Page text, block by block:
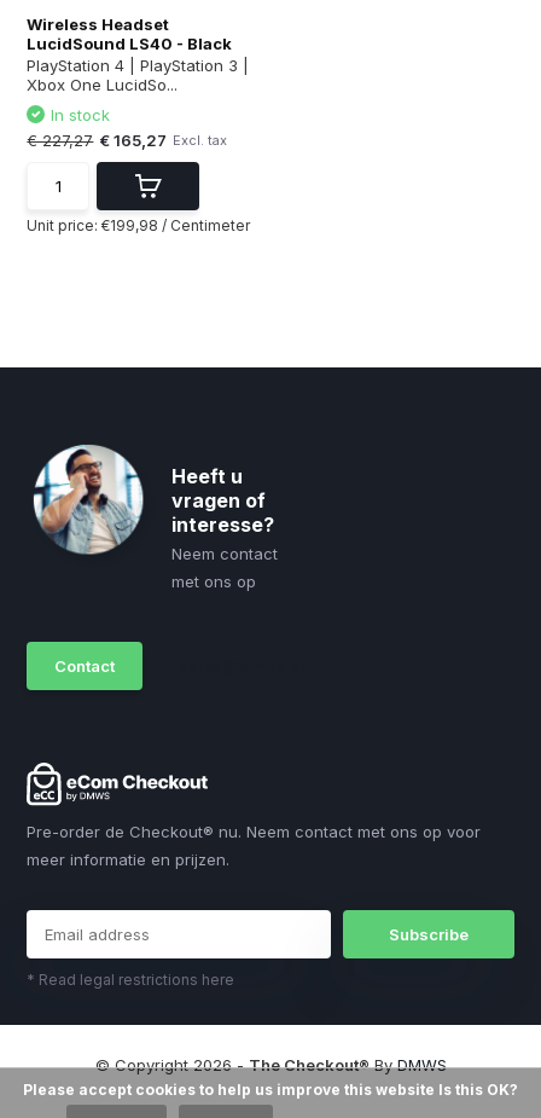
Wireless Headset
LucidSound LS40 - Black
PlayStation 4 | PlayStation 3 |
Xbox One LucidSo...
In stock
€ 227,27 € 165,27 Excl. tax
Unit price:€199,98 / Centimeter
Heeft u
vragen of
interesse?
Neem contact
met ons op
Contact
Pre-order de Checkout® nu. Neem contact met ons op voor
meer informatie en prijzen.
Subscribe
* Read legal restrictions here
© Copyright 2026 -The Checkout®ByDMWS
Please accept cookies to help us improve this website Is this OK?